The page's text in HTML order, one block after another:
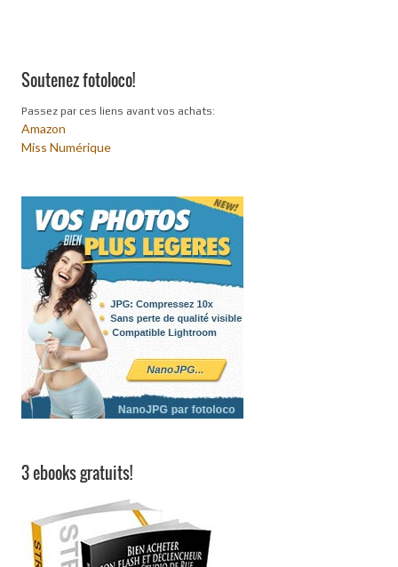
Soutenez fotoloco!
Passez par ces liens avant vos achats:
Amazon
Miss Numérique
3 ebooks gratuits!